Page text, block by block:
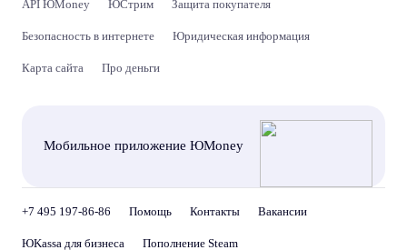
API ЮMoney ЮСтрим Защита покупателя
Безопасность в интернете Юридическая информация
Карта сайта Про деньги
Мобильное приложение ЮMoney
+7 495 197-86-86 Помощь Контакты Вакансии
ЮKassa для бизнеса Пополнение Steam